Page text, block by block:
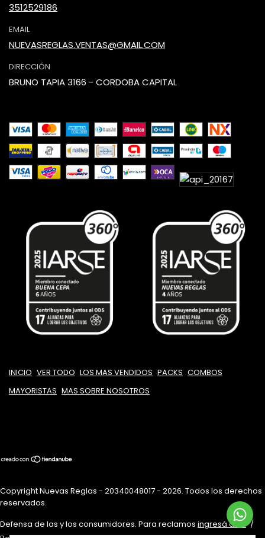
3512529186
EMAIL
NUEVASREGLAS.VENTAS@GMAIL.COM
DIRECCIÓN
BRUNO TAPIA 3166 - CORDOBA CAPITAL
INICIO VER TODO LOS MAS VENDIDOS PACKS COMBOS
MAYORISTAS MAS SOBRE NOSOTROS
Copyright Nuevas Reglas - 20340048017 - 2026. Todos los derechos
reservados.
Defensa de las y los consumidores. Para reclamos ingresá acá. /